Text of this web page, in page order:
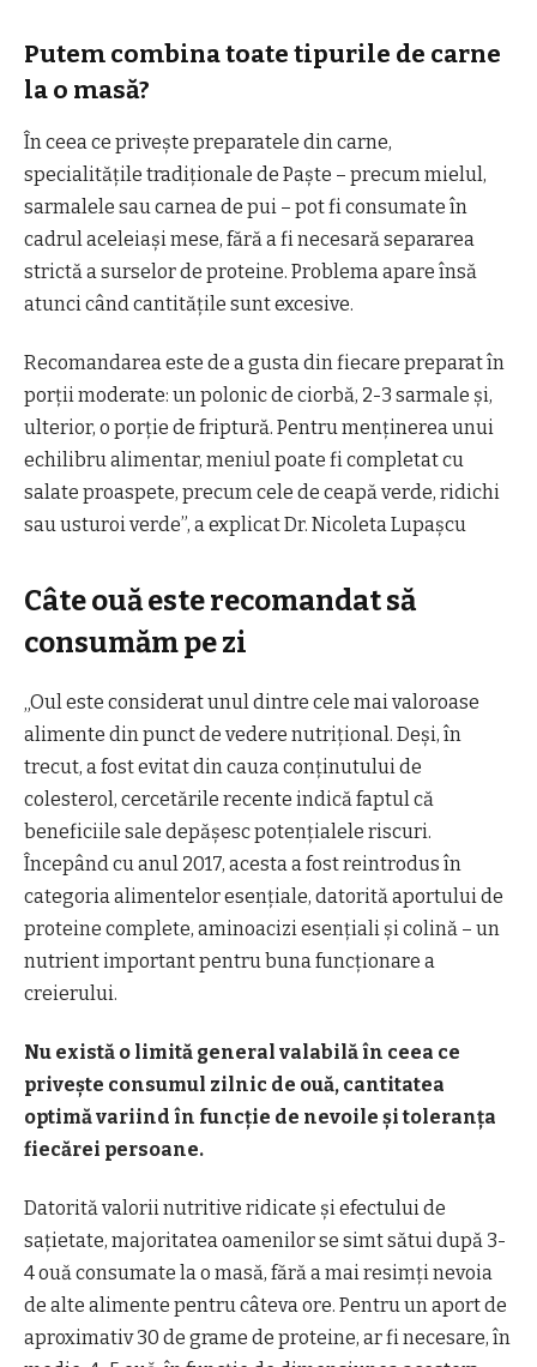
Putem combina toate tipurile de carne
la o masă?
În ceea ce privește preparatele din carne,
specialitățile tradiționale de Paște – precum mielul,
sarmalele sau carnea de pui – pot fi consumate în
cadrul aceleiași mese, fără a fi necesară separarea
strictă a surselor de proteine. Problema apare însă
atunci când cantitățile sunt excesive.
Recomandarea este de a gusta din fiecare preparat în
porții moderate: un polonic de ciorbă, 2-3 sarmale și,
ulterior, o porție de friptură. Pentru menținerea unui
echilibru alimentar, meniul poate fi completat cu
salate proaspete, precum cele de ceapă verde, ridichi
sau usturoi verde”, a explicat Dr. Nicoleta Lupașcu
Câte ouă este recomandat să
consumăm pe zi
„Oul este considerat unul dintre cele mai valoroase
alimente din punct de vedere nutrițional. Deși, în
trecut, a fost evitat din cauza conținutului de
colesterol, cercetările recente indică faptul că
beneficiile sale depășesc potențialele riscuri.
Începând cu anul 2017, acesta a fost reintrodus în
categoria alimentelor esențiale, datorită aportului de
proteine complete, aminoacizi esențiali și colină – un
nutrient important pentru buna funcționare a
creierului.
Nu există o limită general valabilă în ceea ce
privește consumul zilnic de ouă, cantitatea
optimă variind în funcție de nevoile și toleranța
fiecărei persoane.
Datorită valorii nutritive ridicate și efectului de
sațietate, majoritatea oamenilor se simt sătui după 3-
4 ouă consumate la o masă, fără a mai resimți nevoia
de alte alimente pentru câteva ore. Pentru un aport de
aproximativ 30 de grame de proteine, ar fi necesare, în